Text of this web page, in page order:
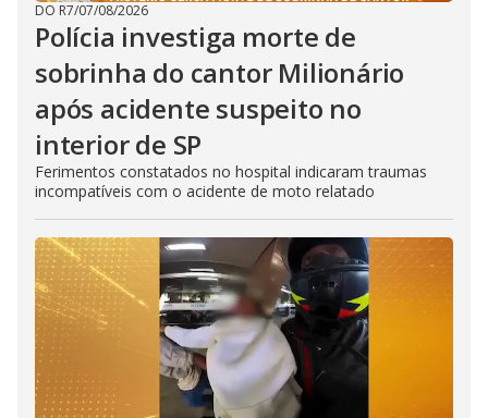
DO R7/07/08/2026
Polícia investiga morte de
sobrinha do cantor Milionário
após acidente suspeito no
interior de SP
Ferimentos constatados no hospital indicaram traumas
incompatíveis com o acidente de moto relatado